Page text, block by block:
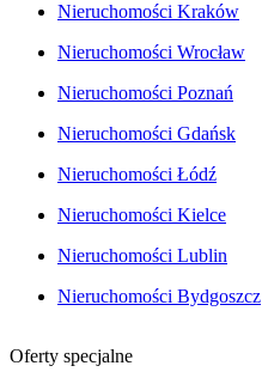
Nieruchomości Kraków
Nieruchomości Wrocław
Nieruchomości Poznań
Nieruchomości Gdańsk
Nieruchomości Łódź
Nieruchomości Kielce
Nieruchomości Lublin
Nieruchomości Bydgoszcz
Oferty specjalne